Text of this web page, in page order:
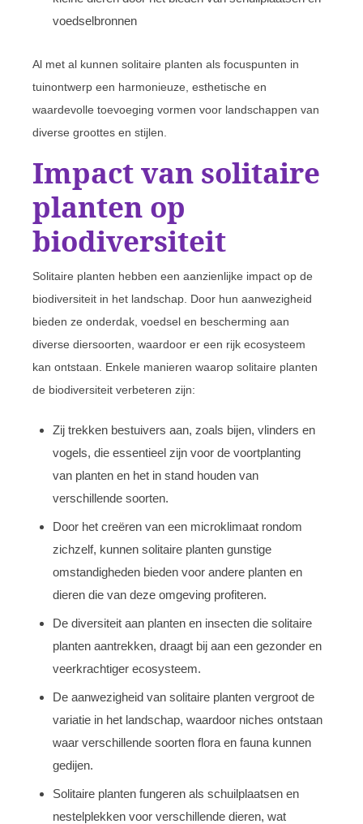
voedselbronnen
Al met al kunnen solitaire planten als focuspunten in
tuinontwerp een harmonieuze, esthetische en
waardevolle toevoeging vormen voor landschappen van
diverse groottes en stijlen.
Impact van solitaire
planten op
biodiversiteit
Solitaire planten hebben een aanzienlijke impact op de
biodiversiteit in het landschap. Door hun aanwezigheid
bieden ze onderdak, voedsel en bescherming aan
diverse diersoorten, waardoor er een rijk ecosysteem
kan ontstaan. Enkele manieren waarop solitaire planten
de biodiversiteit verbeteren zijn:
Zij trekken bestuivers aan, zoals bijen, vlinders en
vogels, die essentieel zijn voor de voortplanting
van planten en het in stand houden van
verschillende soorten.
Door het creëren van een microklimaat rondom
zichzelf, kunnen solitaire planten gunstige
omstandigheden bieden voor andere planten en
dieren die van deze omgeving profiteren.
De diversiteit aan planten en insecten die solitaire
planten aantrekken, draagt bij aan een gezonder en
veerkrachtiger ecosysteem.
De aanwezigheid van solitaire planten vergroot de
variatie in het landschap, waardoor niches ontstaan
waar verschillende soorten flora en fauna kunnen
gedijen.
Solitaire planten fungeren als schuilplaatsen en
nestelplekken voor verschillende dieren, wat